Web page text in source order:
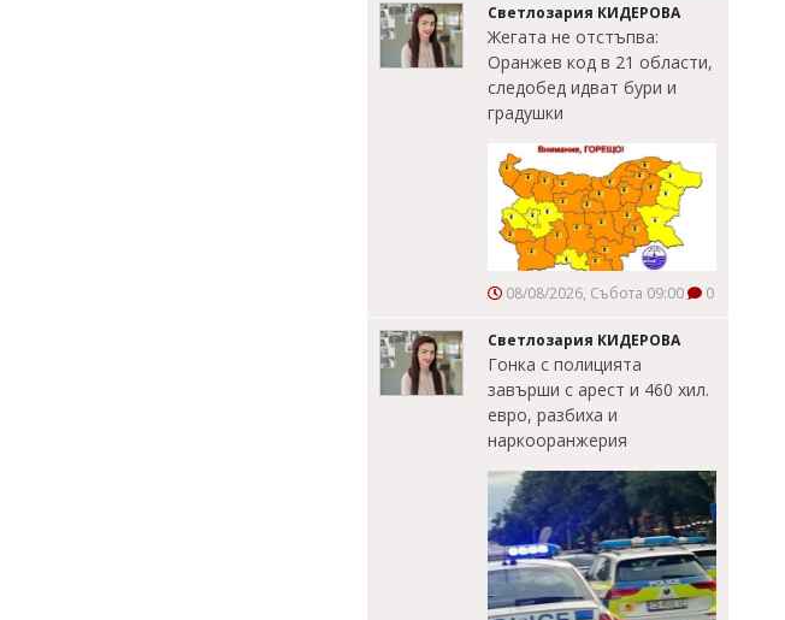
Светлозария КИДЕРОВА
Жегата не отстъпва:
Оранжев код в 21 области,
следобед идват бури и
градушки
08/08/2026, Събота 09:00 0
Светлозария КИДЕРОВА
Гонка с полицията
завърши с арест и 460 хил.
евро, разбиха и
наркооранжерия